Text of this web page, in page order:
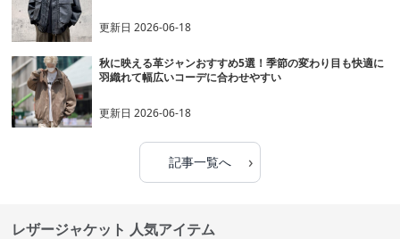
更新日2026-06-18
秋に映える革ジャンおすすめ5選！季節の変わり目も快適に
羽織れて幅広いコーデに合わせやすい
更新日2026-06-18
記事一覧へ ›
レザージャケット 人気アイテム